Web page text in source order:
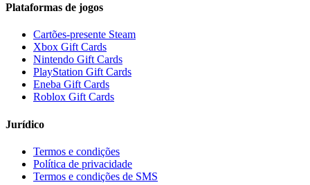
Plataformas de jogos
Cartões-presente Steam
Xbox Gift Cards
Nintendo Gift Cards
PlayStation Gift Cards
Eneba Gift Cards
Roblox Gift Cards
Jurídico
Termos e condições
Política de privacidade
Termos e condições de SMS